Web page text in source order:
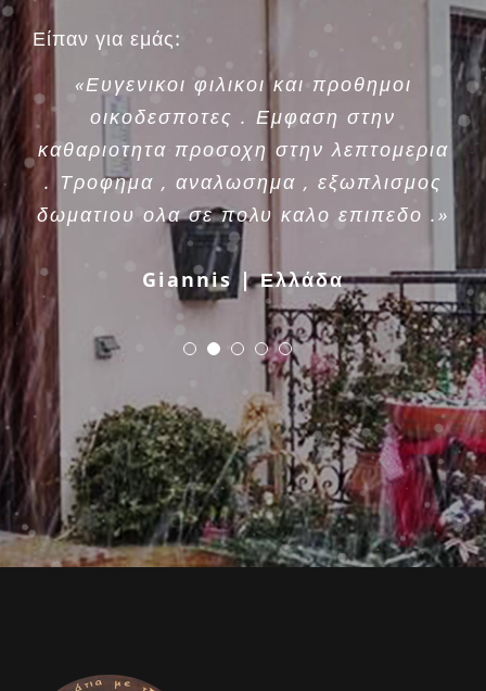
Είπαν για εμάς:
«Ευγενικοι φιλικοι και προθημοι
οικοδεσποτες . Εμφαση στην
καθαριοτητα προσοχη στην λεπτομερια
. Τροφημα , αναλωσημα , εξωπλισμος
δωματιου ολα σε πολυ καλο επιπεδο .»
Giannis | Ελλάδα